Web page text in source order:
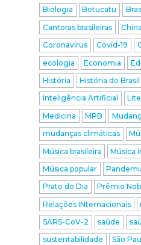
Biologia
Botucatu
Cantoras brasileiras
China
Coronavírus
Covid-19
ecologia
Economia
História
História do Brasil
Inteligência Artificial
Medicina
MPB
mudanças climáticas
Música brasileira
Música
Música popular
Prato do Dia
Prêmio
Relações INternacionais
SARS-CoV-2
saúde
sustentabilidade
São